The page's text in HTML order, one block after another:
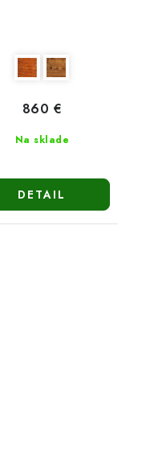
Na sklade
860 €
DETAIL